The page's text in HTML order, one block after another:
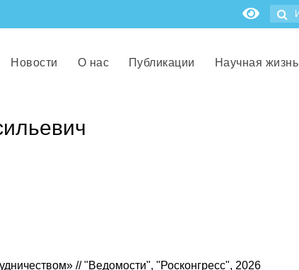
Новости О нас Публикации Научная жизнь
// "Ведомости", "Росконгресс", 2026